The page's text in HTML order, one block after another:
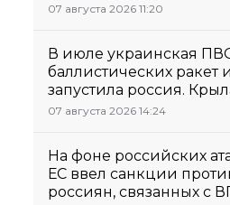
07 августа 2026 11:20
В июле украинская
баллистических ракет
запустила россия.
07 августа 2026 14:24
На фоне российских
ЕС ввел санкции
россиян, связанных с